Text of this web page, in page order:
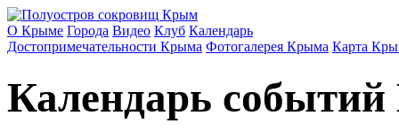
О Крыме Города Видео Клуб Календарь
Достопримечательности Крыма Фотогалерея Крыма Карта
Календарь